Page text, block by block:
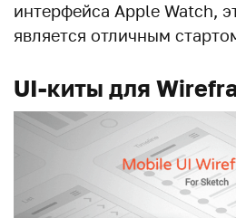
интерфейса Apple Watch,
является отличным
UI-киты для